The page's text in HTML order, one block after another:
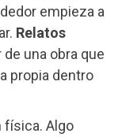
empieza a
Relatos
una obra que
propia dentro
física. Algo